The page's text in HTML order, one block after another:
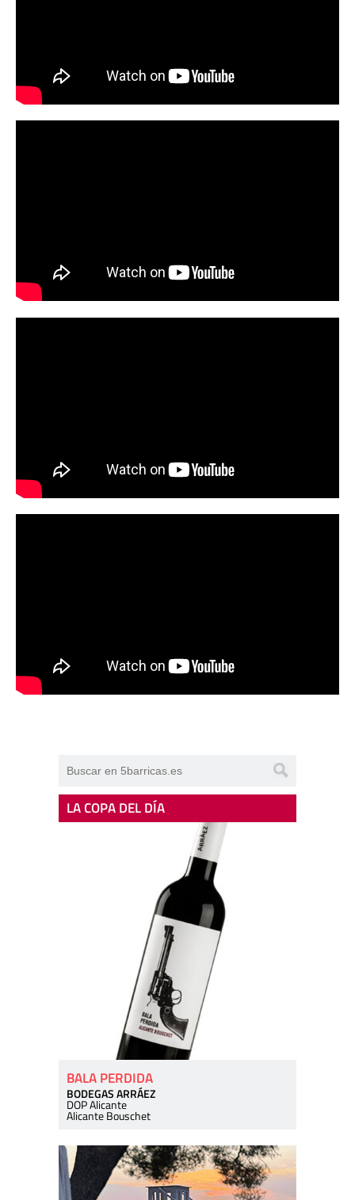
LA COPA DEL DÍA
BALA PERDIDA
BODEGAS ARRÁEZ
DOP Alicante
Alicante Bouschet